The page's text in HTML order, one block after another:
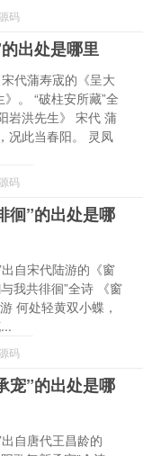
码
出处是哪里
代蒲寿宬的《呈大
。 “破柱安所藏”全
岩洪先生》 宋代 蒲
况此当春阳。 灵凤
码
徊”的出处是哪
自宋代陆游的《窗
我共徘徊”全诗 《窗
何处轻黄双小蝶，
码
宠”的出处是哪
自唐代王昌龄的